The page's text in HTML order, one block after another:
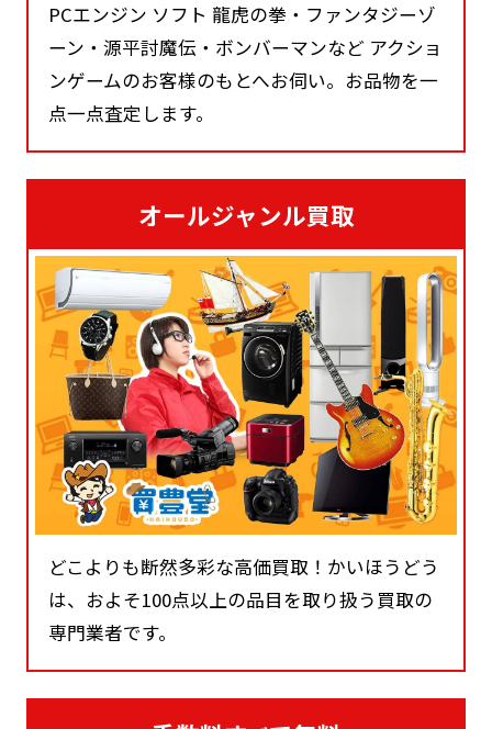
PCエンジン ソフト 龍虎の拳・ファンタジーゾ
ーン・源平討魔伝・ボンバーマンなど アクショ
ンゲームのお客様のもとへお伺い。お品物を一
点一点査定します。
オールジャンル買取
どこよりも断然多彩な高価買取！かいほうどう
は、およそ100点以上の品目を取り扱う買取の
専門業者です。